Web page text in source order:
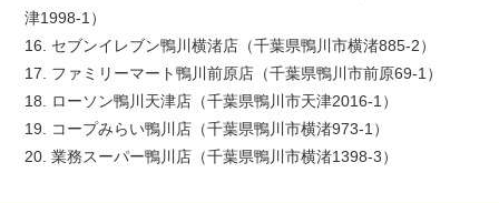
津1998-1）
16. セブンイレブン鴨川横渚店（千葉県鴨川市横渚885-2）
17. ファミリーマート鴨川前原店（千葉県鴨川市前原69-1）
18. ローソン鴨川天津店（千葉県鴨川市天津2016-1）
19. コープみらい鴨川店（千葉県鴨川市横渚973-1）
20. 業務スーパー鴨川店（千葉県鴨川市横渚1398-3）